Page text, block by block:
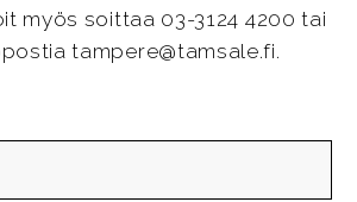
myös soittaa 03-3124 4200 tai
tampere@tamsale.fi.